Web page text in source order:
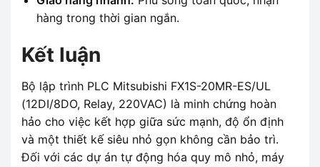
hàng trong thời gian ngắn.
Kết luận
Bộ lập trình PLC Mitsubishi FX1S-20MR-ES/UL
(12DI/8DO, Relay, 220VAC) là minh chứng hoàn
hảo cho việc kết hợp giữa sức mạnh, độ ổn định
và một thiết kế siêu nhỏ gọn không cần bảo trì.
Đối với các dự án tự động hóa quy mô nhỏ, máy